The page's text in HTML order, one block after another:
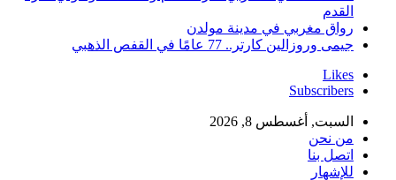
القدم
رواق مغربي في مدينة مولدن
جيمى وروزالين كارتر.. 77 عامًا في القفص الذهبي
Likes
Subscribers
السبت, أغسطس 8, 2026
من نحن
اتصل بنا
للإشهار